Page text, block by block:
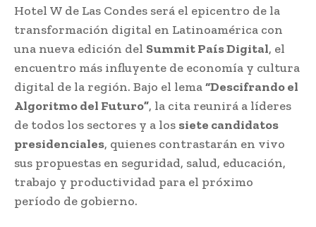
Hotel W de Las Condes será el epicentro de la
transformación digital en Latinoamérica con
una nueva edición del Summit País Digital, el
encuentro más influyente de economía y cultura
digital de la región. Bajo el lema“Descifrando el
Algoritmo del Futuro”, la cita reunirá a líderes
de todos los sectores y a los siete candidatos
presidenciales, quienes contrastarán en vivo
sus propuestas en seguridad, salud, educación,
trabajo y productividad para el próximo
período de gobierno.